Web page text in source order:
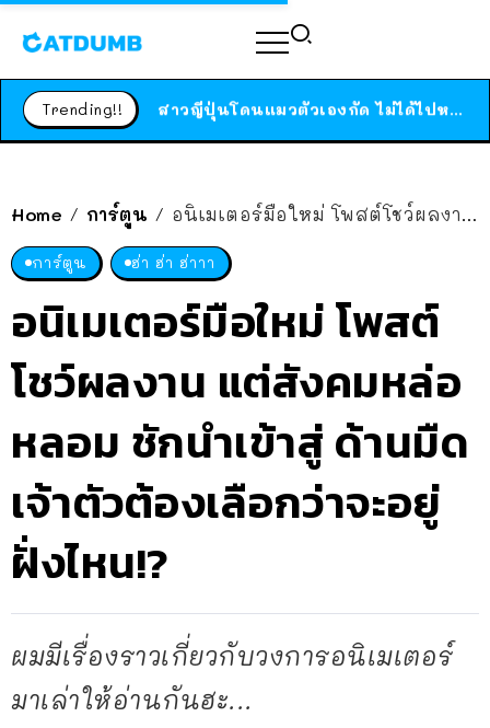
Trending!! ได้เวลาเด็กหนวดรวมตัว RF Online Next เปิดให้เล่นแล้ว เกม Sci-Fi MMORPG ระดับตำนาน เล่นได้ทั้งมือถือและ PC
Home / การ์ตูน / อนิเมเตอร์มือใหม่ โพสต์โชว์ผลงาน แต่สังคมหล่อหลอม ชักนำเข้าสู่ ด้านมืด เจ้าตัวต้องเลือกว่าจะอยู่ฝั่งไหน!?
การ์ตูน ฮ่า ฮ่า ฮ่าาา
อนิเมเตอร์มือใหม่ โพสต์
โชว์ผลงาน แต่สังคมหล่อ
หลอม ชักนำเข้าสู่ ด้านมืด
เจ้าตัวต้องเลือกว่าจะอยู่
ฝั่งไหน!?
ผมมีเรื่องราวเกี่ยวกับวงการอนิเมเตอร์
มาเล่าให้อ่านกันฮะ...